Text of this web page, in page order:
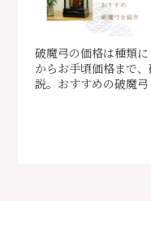
破魔弓の価格は種類
からお手頃価格まで
説。おすすめの破魔